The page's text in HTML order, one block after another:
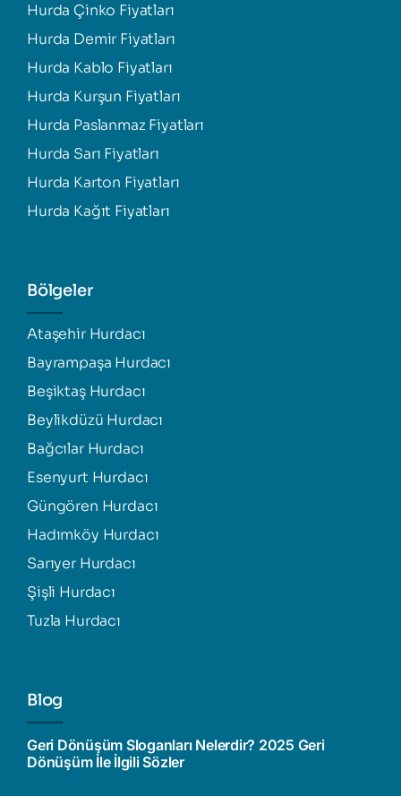
Hurda Çinko Fiyatları
Hurda Demir Fiyatları
Hurda Kablo Fiyatları
Hurda Kurşun Fiyatları
Hurda Paslanmaz Fiyatları
Hurda Sarı Fiyatları
Hurda Karton Fiyatları
Hurda Kağıt Fiyatları
Bölgeler
Ataşehir Hurdacı
Bayrampaşa Hurdacı
Beşiktaş Hurdacı
Beylikdüzü Hurdacı
Bağcılar Hurdacı
Esenyurt Hurdacı
Güngören Hurdacı
Hadımköy Hurdacı
Sarıyer Hurdacı
Şişli Hurdacı
Tuzla Hurdacı
Blog
Geri Dönüşüm Sloganları Nelerdir? 2025 Geri
Dönüşüm İle İlgili Sözler